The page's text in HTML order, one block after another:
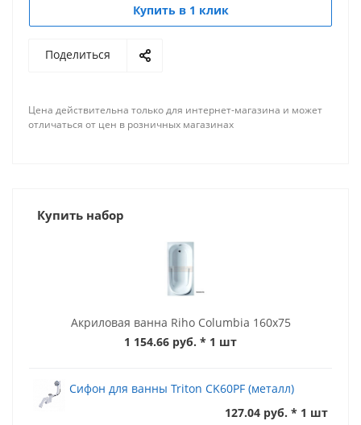
Купить в 1 клик
Поделиться
Цена действительна только для интернет-магазина и может
отличаться от цен в розничных магазинах
Купить набор
Акриловая ванна Riho Columbia 160x75
1 154.66 руб. * 1 шт
Сифон для ванны Triton CK60PF (металл)
127.04 руб. * 1 шт